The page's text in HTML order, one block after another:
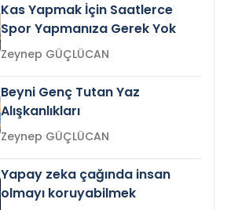
Kas Yapmak İçin Saatlerce
Spor Yapmanıza Gerek Yok
Zeynep GÜÇLÜCAN
Beyni Genç Tutan Yaz
Alışkanlıkları
Zeynep GÜÇLÜCAN
Yapay zeka çağında insan
olmayı koruyabilmek